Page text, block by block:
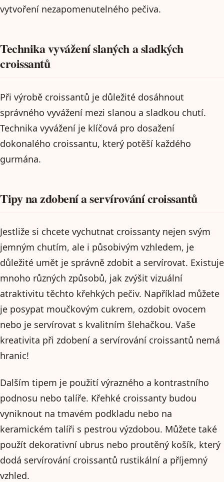
vytvoření nezapomenutelného pečiva.
Technika vyvážení slaných a sladkých
croissantů
Při výrobě croissantů je důležité dosáhnout
správného vyvážení mezi slanou a sladkou chutí.
Technika vyvážení je klíčová pro dosažení
dokonalého croissantu, který potěší každého
gurmána.
Tipy na zdobení a servírování croissantů
Jestliže si chcete vychutnat croissanty nejen svým
jemným chutím, ale i působivým vzhledem, je
důležité umět je správně zdobit a servírovat. Existuje
mnoho různých způsobů, jak zvýšit vizuální
atraktivitu těchto křehkých pečiv. Například můžete
je posypat moučkovým cukrem, ozdobit ovocem
nebo je servírovat s kvalitním šlehačkou. Vaše
kreativita při zdobení a servírování croissantů nemá
hranic!
Dalším tipem je použití výrazného a kontrastního
podnosu nebo talíře. Křehké croissanty budou
vyniknout na tmavém podkladu nebo na
keramickém talíři s pestrou výzdobou. Můžete také
použít dekorativní ubrus nebo proutěný košík, který
dodá servírování croissantů rustikální a příjemný
vzhled.